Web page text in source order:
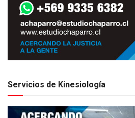
Servicios de Kinesiología